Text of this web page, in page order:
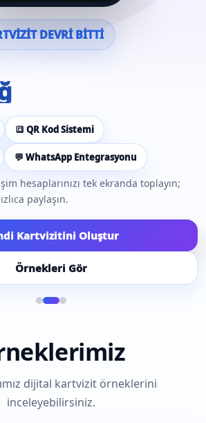
DEVRİ BİTTİ
🔳 QR Kod Sistemi
💬 WhatsApp Entegrasyonu
hesaplarınızı tek ekranda toplayın;
paylaşın.
Kartvizitini Oluştur
Örnekleri Gör
dijital kartvizit örneklerini
inceleyebilirsiniz.